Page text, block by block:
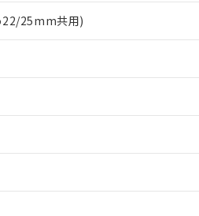
25mm共用)